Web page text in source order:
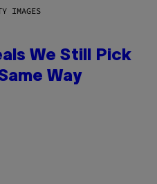
IMAGES
We Still Pick
Way